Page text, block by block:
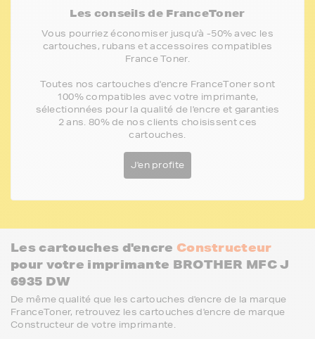
Les conseils de FranceToner
Vous pourriez économiser jusqu'à -50% avec les
cartouches, rubans et accessoires compatibles
France Toner.
Toutes nos cartouches d'encre FranceToner sont
100% compatibles avec votre imprimante,
sélectionnées pour la qualité de l'encre et garanties
2 ans. 80% de nos clients choisissent ces
cartouches.
J'en profite
Les cartouches d'encre Constructeur
pour votre imprimante BROTHER MFC J
6935 DW
De même qualité que les cartouches d'encre de la marque
FranceToner, retrouvez les cartouches d'encre de marque
Constructeur de votre imprimante.